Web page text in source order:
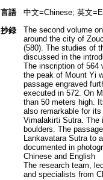
言語
中文=Chinese; 英文
抄録
The second volume
around the city of
(580). The studies of
discussed in the
The inscription of 564
the peak of Mount Yi
passage engraved
executed in 572. On
than 50 meters high.
also remarkable for
Vimalakirti Sutra. The
boulders. The
Lankavatara Sutra to
documented in
Chinese and English
The research team,
and specialists from